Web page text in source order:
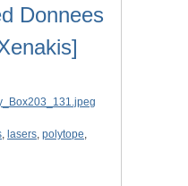
Donnees
, lasers, polytope,